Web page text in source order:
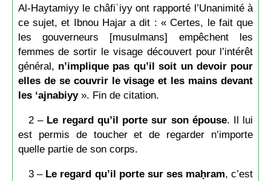
Al-Haytamiyy le châfiʿiyy ont rapporté l’Unanimité à
ce sujet, et Ibnou Hajar a dit : « Certes, le fait que
les gouverneurs [musulmans] empêchent les
femmes de sortir le visage découvert pour l’intérêt
général, n’implique pas qu’il soit un devoir pour
elles de se couvrir le visage et les mains devant
les ‘ajnabiyy». Fin de citation.
2 – Le regard qu’il porte sur son épouse. Il lui
est permis de toucher et de regarder n’importe
quelle partie de son corps.
3 – Le regard qu’il porte sur ses maḥram, c’est